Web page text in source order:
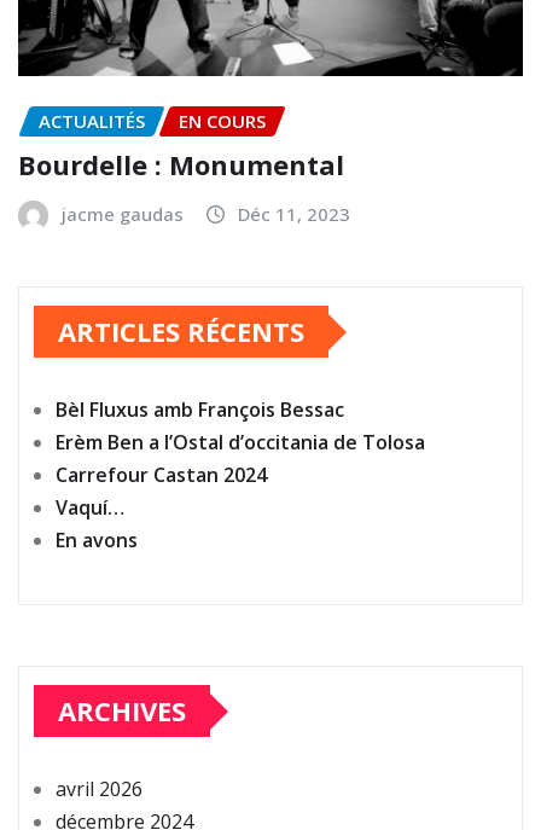
ACTUALITÉS EN COURS
Bourdelle : Monumental
jacme gaudas Déc 11, 2023
ARTICLES RÉCENTS
Bèl Fluxus amb François Bessac
Erèm Ben a l’Ostal d’occitania de Tolosa
Carrefour Castan 2024
Vaquí…
En avons
ARCHIVES
avril 2026
décembre 2024